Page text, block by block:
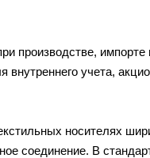
производстве,
внутреннего учета,
носителях
соединение. В